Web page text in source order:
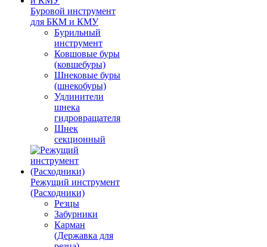
Буровой инструмент
для БКМ и КМУ
Бурильный
инструмент
Ковшовые буры
(ковшебуры)
Шнековые буры
(шнекобуры)
Удлинители
шнека
гидровращателя
Шнек
секционный
Режущий инструмент
(Расходники)
Резцы
Забурники
Карман
(Державка для